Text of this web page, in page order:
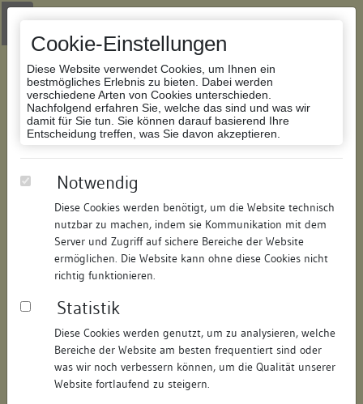
Cookie-Einstellungen
Diese Website verwendet Cookies, um Ihnen ein
bestmögliches Erlebnis zu bieten. Dabei werden
verschiedene Arten von Cookies unterschieden.
Nachfolgend erfahren Sie, welche das sind und was wir
damit für Sie tun. Sie können darauf basierend Ihre
Entscheidung treffen, was Sie davon akzeptieren.
Notwendig
Diese Cookies werden benötigt, um die Website technisch
nutzbar zu machen, indem sie Kommunikation mit dem
Server und Zugriff auf sichere Bereiche der Website
ermöglichen. Die Website kann ohne diese Cookies nicht
richtig funktionieren.
Statistik
Diese Cookies werden genutzt, um zu analysieren, welche
Bereiche der Website am besten frequentiert sind oder
was wir noch verbessern können, um die Qualität unserer
Website fortlaufend zu steigern.
Zur Navigation springen
Zum Inhalt der Website springen
Datenbank Bauforschung/Restaurierung
161334107517/Datum:23.05.2011
Datenbestand:
Bauforschung
Als PDF herunterladen:
Objektdaten
Straße: Hofstatt
Hausnummer: 6